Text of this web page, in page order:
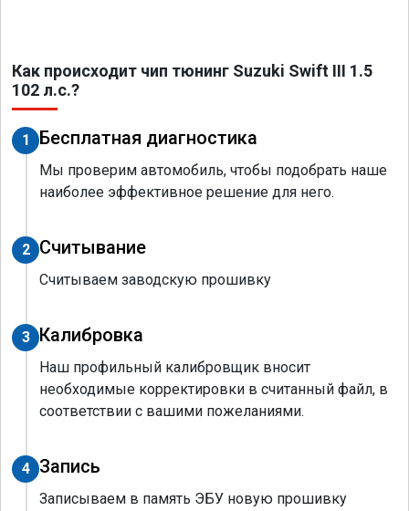
Как происходит чип тюнинг Suzuki Swift III 1.5
102 л.с.?
1 Бесплатная диагностика
Мы проверим автомобиль, чтобы подобрать наше
наиболее эффективное решение для него.
2 Считывание
Считываем заводскую прошивку
3 Калибровка
Наш профильный калибровщик вносит
необходимые корректировки в считанный файл, в
соответствии с вашими пожеланиями.
4 Запись
Записываем в память ЭБУ новую прошивку